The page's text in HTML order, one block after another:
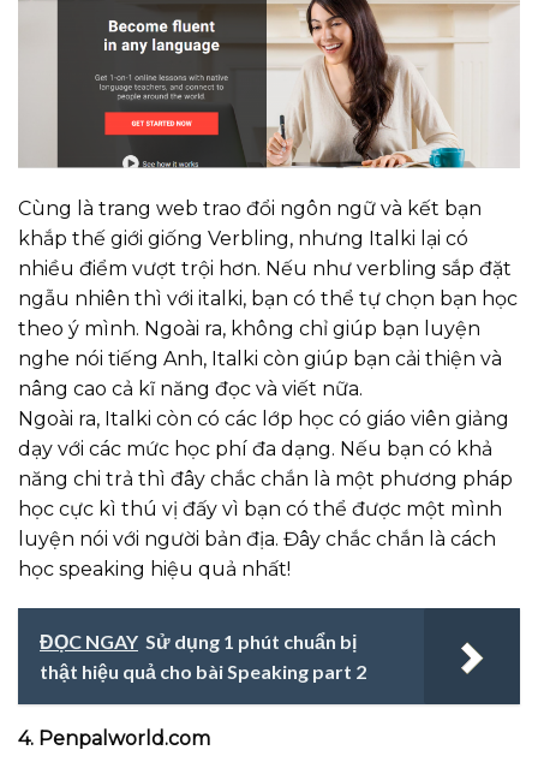
Cùng là trang web trao đổi ngôn ngữ và kết bạn
khắp thế giới giống Verbling, nhưng Italki lại có
nhiều điểm vượt trội hơn. Nếu như verbling sắp đặt
ngẫu nhiên thì với italki, bạn có thể tự chọn bạn học
theo ý mình. Ngoài ra, không chỉ giúp bạn luyện
nghe nói tiếng Anh, Italki còn giúp bạn cải thiện và
nâng cao cả kĩ năng đọc và viết nữa.
Ngoài ra, Italki còn có các lớp học có giáo viên giảng
dạy với các mức học phí đa dạng. Nếu bạn có khả
năng chi trả thì đây chắc chắn là một phương pháp
học cực kì thú vị đấy vì bạn có thể được một mình
luyện nói với người bản địa. Đây chắc chắn là cách
học speaking hiệu quả nhất!
ĐỌC NGAY Sử dụng 1 phút chuẩn bị
thật hiệu quả cho bài Speaking part 2
4. Penpalworld.com